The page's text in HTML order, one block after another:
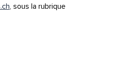
, sous la rubrique